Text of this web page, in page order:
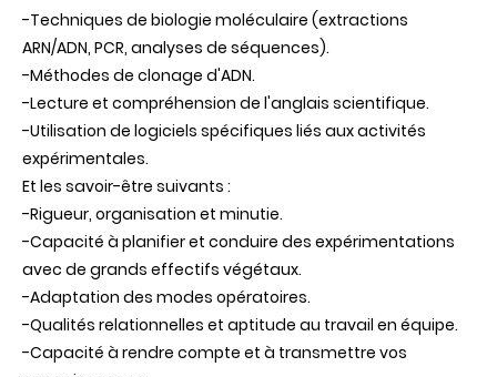
-Techniques de biologie moléculaire (extractions
ARN/ADN, PCR, analyses de séquences).
-Méthodes de clonage d'ADN.
-Lecture et compréhension de l'anglais scientifique.
-Utilisation de logiciels spécifiques liés aux activités
expérimentales.
Et les savoir-être suivants :
-Rigueur, organisation et minutie.
-Capacité à planifier et conduire des expérimentations
avec de grands effectifs végétaux.
-Adaptation des modes opératoires.
-Qualités relationnelles et aptitude au travail en équipe.
-Capacité à rendre compte et à transmettre vos